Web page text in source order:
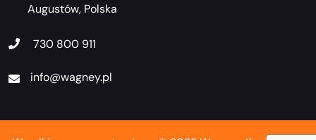
Augustów, Polska
730 800 911
info@wagney.pl